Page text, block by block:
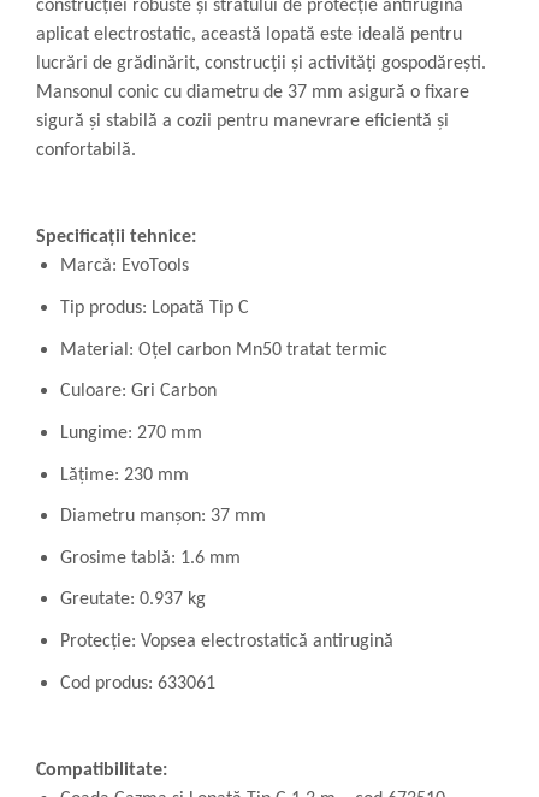
construcției robuste și stratului de protecție antirugină
aplicat electrostatic, această lopată este ideală pentru
lucrări de grădinărit, construcții și activități gospodărești.
Mansonul conic cu diametru de 37 mm asigură o fixare
sigură și stabilă a cozii pentru manevrare eficientă și
confortabilă.
Specificații tehnice:
Marcă: EvoTools
Tip produs: Lopată Tip C
Material: Oțel carbon Mn50 tratat termic
Culoare: Gri Carbon
Lungime: 270 mm
Lățime: 230 mm
Diametru manșon: 37 mm
Grosime tablă: 1.6 mm
Greutate: 0.937 kg
Protecție: Vopsea electrostatică antirugină
Cod produs: 633061
Compatibilitate: